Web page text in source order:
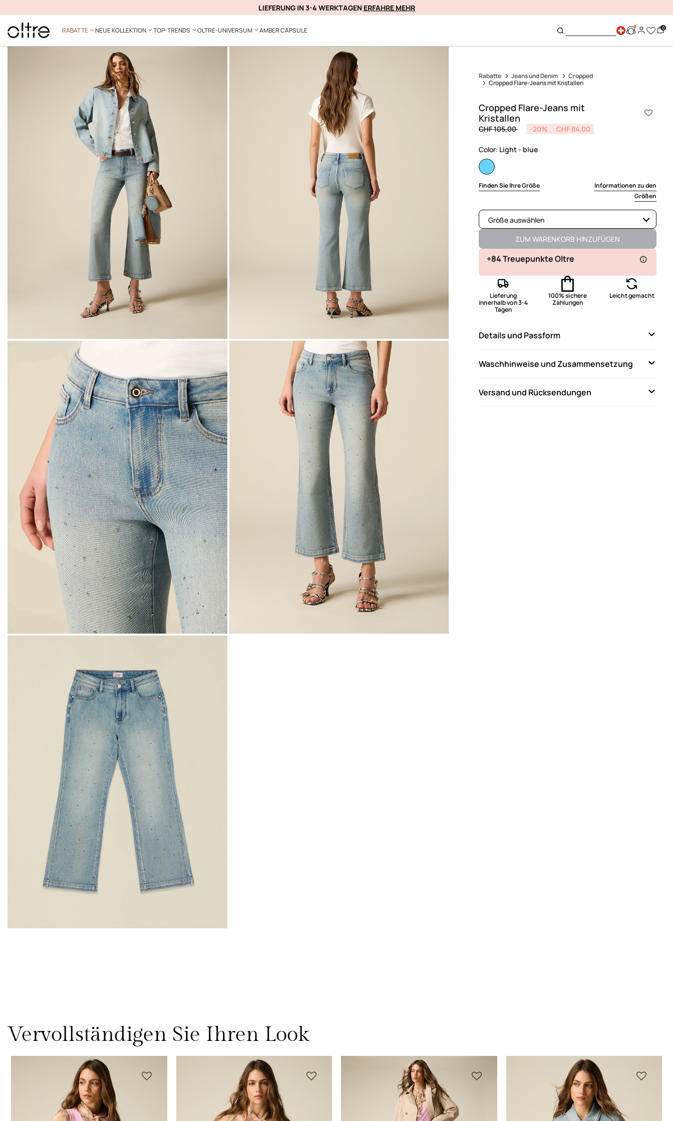
ANMELDEN JETZT
LIEFERUNG IN 3-4 WERKTAGEN ERFAHRE MEHR
RABATTE NEUE KOLLEKTION TOP-TRENDS OLTRE-UNIVERSUM AMBER CAPSULE 0
Rabatte Jeans und Denim
Cropped
Cropped Flare-Jeans mit Kristallen
Cropped Flare-Jeans mit
Kristallen
Price reduced from
CHF 105,00to -20% CHF 84,00
Color: Light - blue
selected
Finden Sie Ihre Größe
Informationen zu den
Größen
Größe auswählen
Verfügbar
Verfügbar
Nicht verfügbar Ähnliche Artikel anzeigen
Nicht verfügbar Ähnliche Artikel anzeigen
Nicht verfügbar
ZUM WARENKORB HINZUFÜGEN
+84 Treuepunkte Oltre
Lieferung
innerhalb von 3-4
Tagen
100% sichere
Zahlungen
Leicht gemacht
Details und Passform
Waschhinweise und Zusammensetzung
Versand und Rücksendungen
Vervollständigen Sie Ihren Look